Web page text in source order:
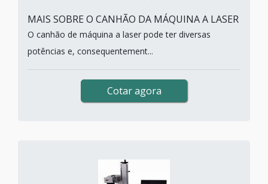
MAIS SOBRE O CANHÃO DA MÁQUINA A LASER
O canhão de máquina a laser pode ter diversas
potências e, consequentement...
Cotar agora